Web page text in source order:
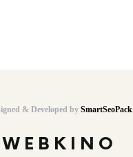
& Developed by SmartSeoPack
WEBKINO